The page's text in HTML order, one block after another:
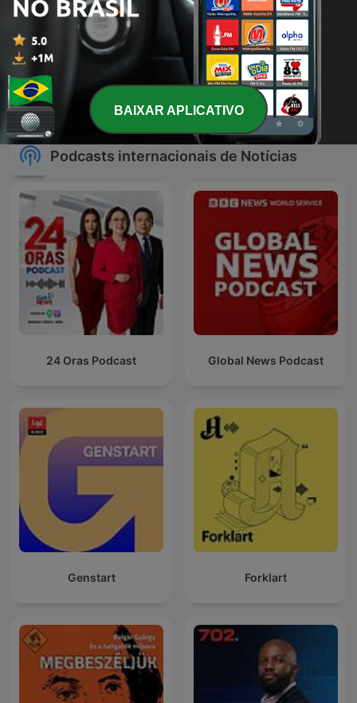
Medo e Delírio em Brasília Vera Magalhães - Viva Voz
Podcasts internacionais de Notícias
24 Oras Podcast Global News Podcast
Genstart Forklart
BAIXAR APLICATIVO